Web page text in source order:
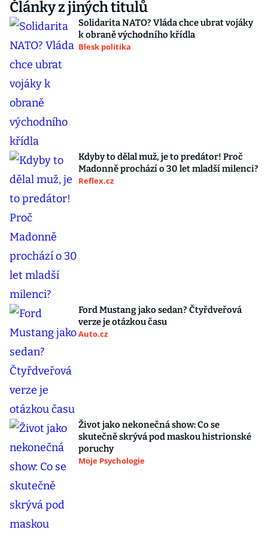
Články z jiných titulů
Solidarita NATO? Vláda chce ubrat vojáky
k obraně východního křídla
Blesk politika
Kdyby to dělal muž, je to predátor! Proč
Madonně prochází o 30 let mladší milenci?
Reflex.cz
Ford Mustang jako sedan? Čtyřdveřová
verze je otázkou času
Auto.cz
Život jako nekonečná show: Co se
skutečně skrývá pod maskou histrionské
poruchy
Moje Psychologie